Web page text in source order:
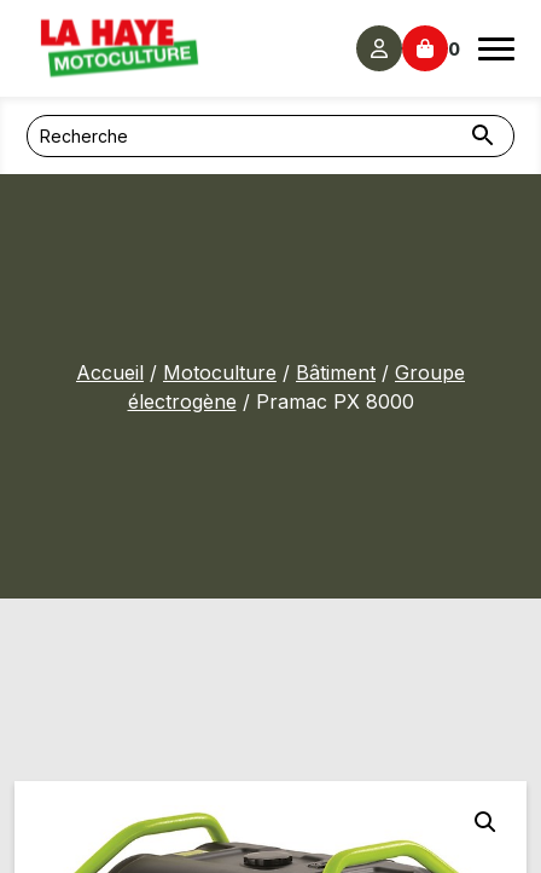
Panneau de gestion des cookies
0
Accueil / Motoculture / Bâtiment / Groupe
électrogène / Pramac PX 8000